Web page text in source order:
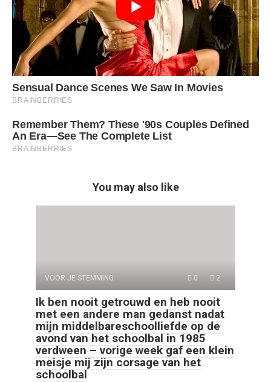
You may also like
VOOR JE STEMMING 0 2
Ik ben nooit getrouwd en heb nooit
met een andere man gedanst nadat
mijn middelbareschoolliefde op de
avond van het schoolbal in 1985
verdween – vorige week gaf een klein
meisje mij zijn corsage van het
schoolbal